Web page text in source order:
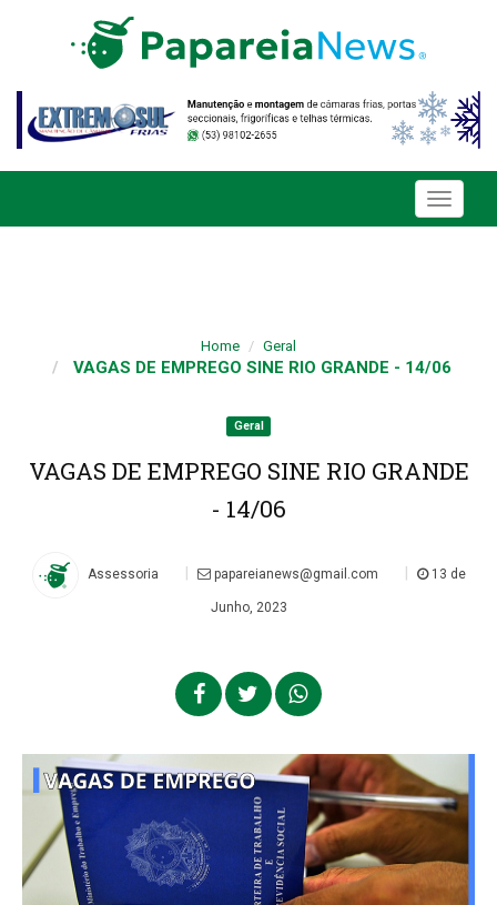
Toggle
Home Geral
VAGAS DE EMPREGO SINE RIO GRANDE - 14/06
Geral
VAGAS DE EMPREGO SINE RIO GRANDE
- 14/06
Assessoria | papareianews@gmail.com | 13 de
Junho, 2023